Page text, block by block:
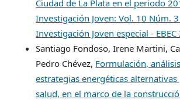
Ciudad de La Plata en el periodo
Investigación Joven: Vol. 10 Núm.
Investigación Joven especial - EBEC
Santiago Fondoso, Irene Martini,
Pedro Chévez, Formulación,
estrategias energéticas
salud, en el marco de la